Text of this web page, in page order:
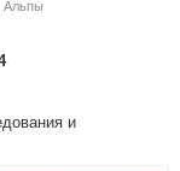
Альпы
и